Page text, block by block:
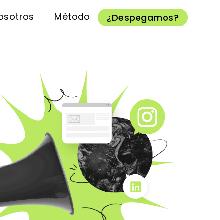
Método ¿Despegamos?